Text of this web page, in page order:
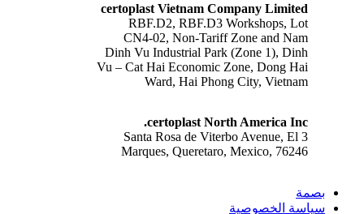
certoplast Vietnam Company Limited
RBF.D2, RBF.D3 Workshops, Lot
CN4-02, Non-Tariff Zone and Nam
Dinh Vu Industrial Park (Zone 1), Dinh
Vu – Cat Hai Economic Zone, Dong Hai
Ward, Hai Phong City, Vietnam
certoplast North America Inc.
3 Santa Rosa de Viterbo Avenue, El
Marques, Queretaro, Mexico, 76246
بصمة
سياسة الخصوصية